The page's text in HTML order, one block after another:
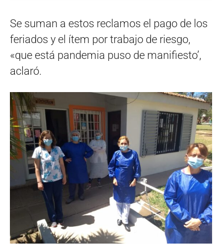
Se suman a estos reclamos el pago de los
feriados y el ítem por trabajo de riesgo,
«que está pandemia puso de manifiesto’,
aclaró.